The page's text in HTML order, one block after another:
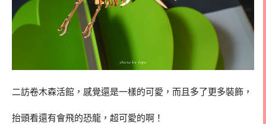
二訪卷木森活館，感覺還是一樣的可愛，而且多了更多裝飾，
抬頭看還有會飛的恐龍，超可愛的啊！